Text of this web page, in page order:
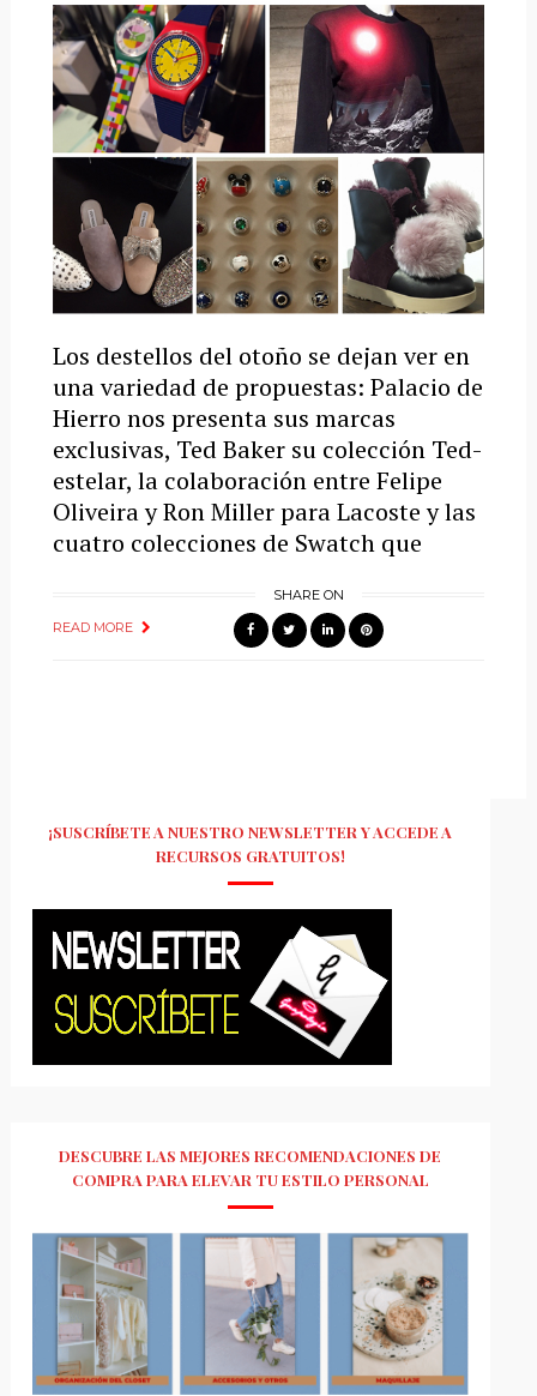
Los destellos del otoño se dejan ver en
una variedad de propuestas: Palacio de
Hierro nos presenta sus marcas
exclusivas, Ted Baker su colección Ted-
estelar, la colaboración entre Felipe
Oliveira y Ron Miller para Lacoste y las
cuatro colecciones de Swatch que
READ MORE
SHARE ON
¡SUSCRÍBETE A NUESTRO NEWSLETTER Y ACCEDE A
RECURSOS GRATUITOS!
DESCUBRE LAS MEJORES RECOMENDACIONES DE
COMPRA PARA ELEVAR TU ESTILO PERSONAL